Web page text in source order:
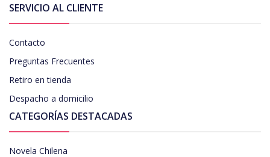
SERVICIO AL CLIENTE
Contacto
Preguntas Frecuentes
Retiro en tienda
Despacho a domicilio
CATEGORÍAS DESTACADAS
Novela Chilena